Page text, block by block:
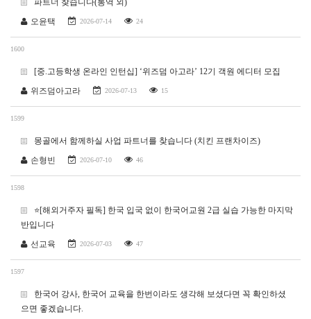
파트너 찾습니다(통역 외)
오윤택
2026-07-14 24
1600
[중.고등학생 온라인 인턴십] ‘위즈덤 아고라’ 12기 객원 에디터 모집
위즈덤아고라
2026-07-13 15
1599
몽골에서 함께하실 사업 파트너를 찾습니다 (치킨 프랜차이즈)
손형빈
2026-07-10 46
1598
⭐[해외거주자 필독] 한국 입국 없이 한국어교원 2급 실습 가능한 마지막
반입니다
선교육
2026-07-03 47
1597
한국어 강사, 한국어 교육을 한번이라도 생각해 보셨다면 꼭 확인하셨
으면 좋겠습니다.